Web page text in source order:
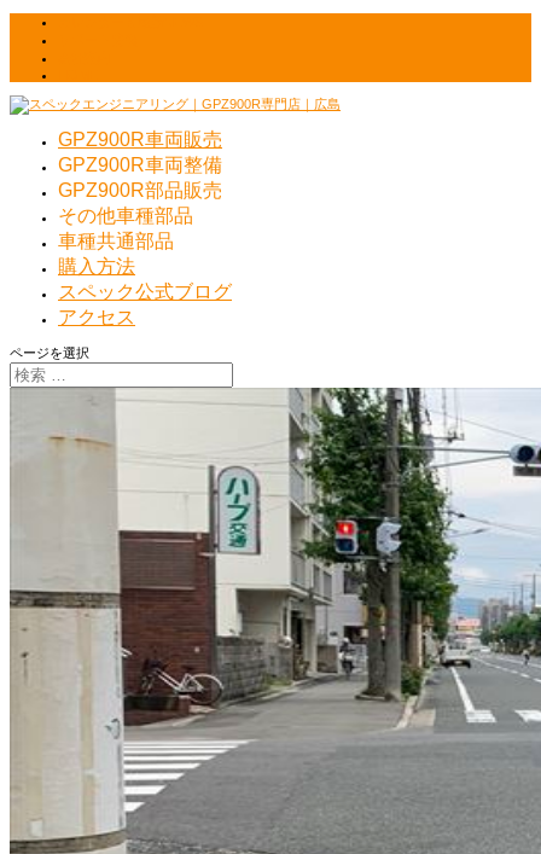
GPZ900R車両販売
GPZ900R車両整備
GPZ900R部品販売
その他車種部品
車種共通部品
購入方法
スペック公式ブログ
アクセス
ページを選択